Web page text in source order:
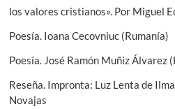
n
t
r
e
los valores cristianos». Por Miguel
Poesía. Ioana Cecovniuc (Rumanía)
Poesía. José Ramón Muñiz Álvarez
Reseña. Impronta: Luz Lenta de
Novajas